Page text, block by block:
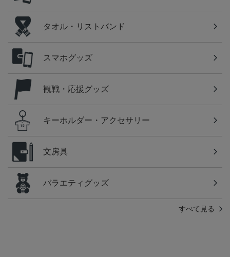
タオル・リストバンド
スマホグッズ
観戦・応援グッズ
キーホルダー・アクセサリー
文房具
バラエティグッズ
すべて見る